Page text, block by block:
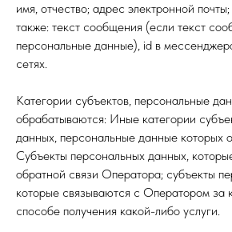
имя, отчество; адрес электронной
также: текст сообщения (если текст
персональные данные), id в
сетях.
Категории субъектов, персональные
обрабатываются: Иные категории
данных, персональные данные которых
Субъекты персональных данных,
обратной связи Оператора; субъекты
которые связываются с Оператором за
способе получения какой-либо услуги.